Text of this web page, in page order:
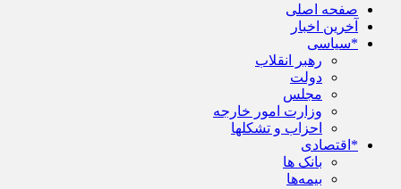
صفحه اصلی
آخرین اخبار
*سیاسی
رهبر انقلاب
دولت
مجلس
وزارت امور خارجه
احزاب و تشکلها
*اقتصادی
بانک ها
بیمه‌ها